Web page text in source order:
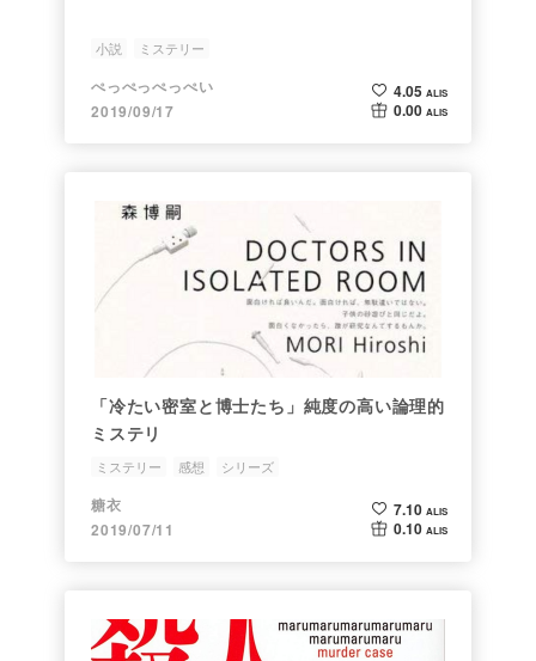
小説 ミステリー
ぺっぺっぺっぺい
2019/09/17
4.05 ALIS
0.00 ALIS
「冷たい密室と博士たち」純度の高い論理的
ミステリ
ミステリー 感想 シリーズ
糖衣
2019/07/11
7.10 ALIS
0.10 ALIS